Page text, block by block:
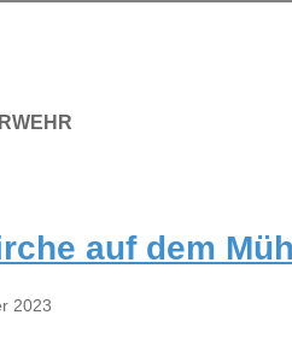
auf dem
2023